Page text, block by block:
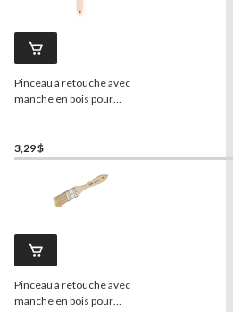
Pinceau à retouche avec
manche en bois pour
3,29 $
Pinceau à retouche avec
manche en bois pour